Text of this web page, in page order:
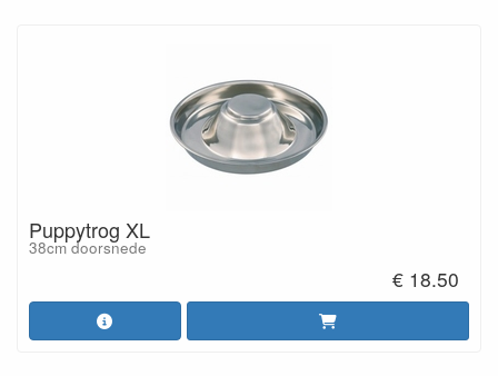
Puppytrog XL
38cm doorsnede
€ 18.50